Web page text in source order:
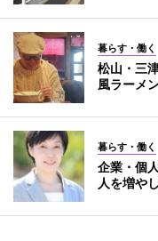
暮らす・働く
松山・三
風ラーメ
暮らす・働く
企業・個
人を増や